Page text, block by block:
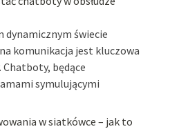
dynamicznym świecie
komunikacja jest kluczowa
Chatboty, będące
symulującymi
w siatkówce – jak to